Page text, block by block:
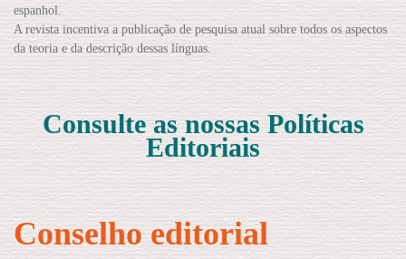
espanhol.
A revista incentiva a publicação de pesquisa atual sobre todos os aspectos
da teoria e da descrição dessas línguas.
Consulte as nossas Políticas
Editoriais
Conselho editorial